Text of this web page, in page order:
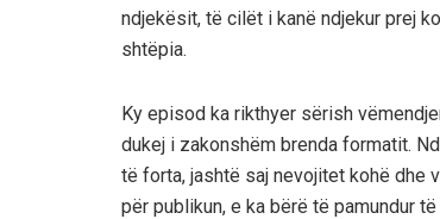
ndjekësit, të cilët i kanë ndjekur prej
shtëpia.
Ky episod ka rikthyer sërish
dukej i zakonshëm brenda formatit.
të forta, jashtë saj nevojitet kohë dhe
për publikun, e ka bërë të pamundur